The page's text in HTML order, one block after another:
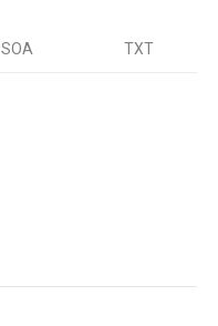
SOA TXT